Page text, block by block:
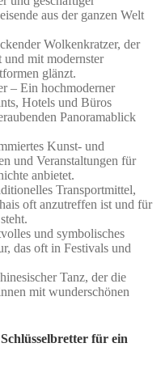
aus der ganzen Welt
Wolkenkratzer, der
und mit modernster
glänzt.
– Ein hochmoderner
Hotels und Büros
Panoramablick
Kunst- und
und Veranstaltungen für
anbietet.
Transportmittel,
oft anzutreffen ist und für
und symbolisches
das oft in Festivals und
Tanz, der die
mit wunderschönen
für ein